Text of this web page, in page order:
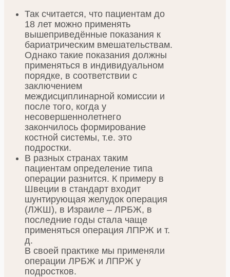
Так считается, что пациентам до
18 лет можно применять
вышеприведённые показания к
бариатрическим вмешательствам.
Однако такие показания должны
применяться в индивидуальном
порядке, в соответствии с
заключением
междисциплинарной комиссии и
после того, когда у
несовершеннолетнего
закончилось формирование
костной системы, т.е. это
подростки.
В разных странах таким
пациентам определение типа
операции разнится. К примеру в
Швеции в стандарт входит
шунтирующая желудок операция
(ЛЖШ), в Израиле – ЛРБЖ, в
последние годы стала чаще
применяться операция ЛПРЖ и т.
д.
В своей практике мы применяли
операции ЛРБЖ и ЛПРЖ у
подростков.